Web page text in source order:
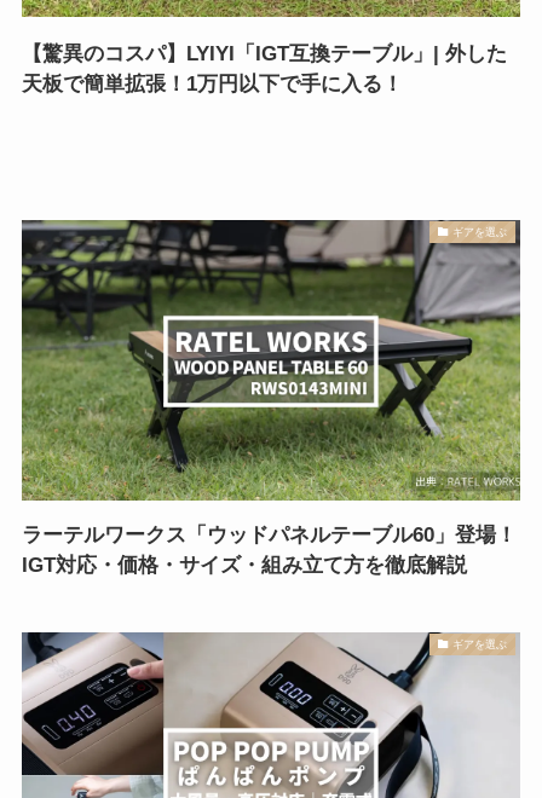
【驚異のコスパ】LYIYI「IGT互換テーブル」| 外した
天板で簡単拡張！1万円以下で手に入る！
ギアを選ぶ
ラーテルワークス「ウッドパネルテーブル60」登場！
IGT対応・価格・サイズ・組み立て方を徹底解説
ギアを選ぶ